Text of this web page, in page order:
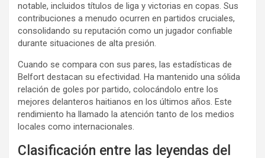
notable, incluidos títulos de liga y victorias en copas. Sus
contribuciones a menudo ocurren en partidos cruciales,
consolidando su reputación como un jugador confiable
durante situaciones de alta presión.
Cuando se compara con sus pares, las estadísticas de
Belfort destacan su efectividad. Ha mantenido una sólida
relación de goles por partido, colocándolo entre los
mejores delanteros haitianos en los últimos años. Este
rendimiento ha llamado la atención tanto de los medios
locales como internacionales.
Clasificación entre las leyendas del